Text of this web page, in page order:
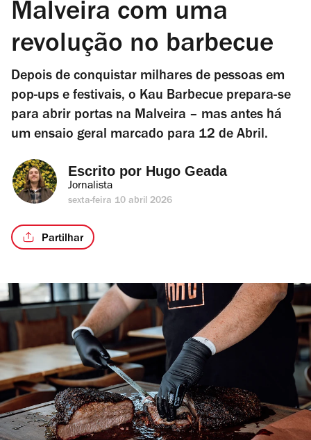
Malveira com uma
revolução no barbecue
Depois de conquistar milhares de pessoas em
pop-ups e festivais, o Kau Barbecue prepara-se
para abrir portas na Malveira – mas antes há
um ensaio geral marcado para 12 de Abril.
Escrito por Hugo Geada
Jornalista
sexta-feira 10 abril 2026
Partilhar